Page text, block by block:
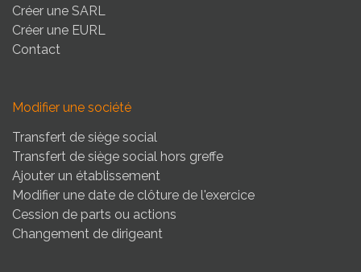
Créer une SARL
Créer une EURL
Contact
Modifier une société
Transfert de siège social
Transfert de siège social hors greffe
Ajouter un établissement
Modifier une date de clôture de l'exercice
Cession de parts ou actions
Changement de dirigeant